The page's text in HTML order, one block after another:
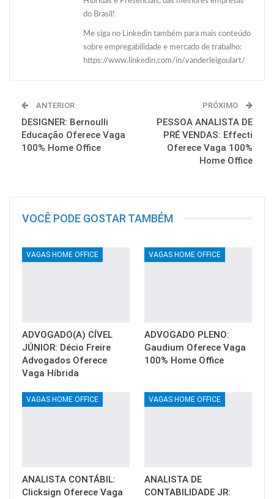
do Brasil!
Me siga no Linkedin também para mais conteúdo
sobre empregabilidade e mercado de trabalho:
https://www.linkedin.com/in/vanderleigoulart/
ANTERIOR
DESIGNER: Bernoulli
Educação Oferece Vaga
100% Home Office
PRÓXIMO
PESSOA ANALISTA DE
PRÉ VENDAS: Effecti
Oferece Vaga 100%
Home Office
VOCÊ PODE GOSTAR TAMBÉM
VAGAS HOME OFFICE
ADVOGADO(A) CÍVEL
JÚNIOR: Décio Freire
Advogados Oferece
Vaga Híbrida
VAGAS HOME OFFICE
ADVOGADO PLENO:
Gaudium Oferece Vaga
100% Home Office
VAGAS HOME OFFICE
ANALISTA CONTÁBIL:
Clicksign Oferece Vaga
VAGAS HOME OFFICE
ANALISTA DE
CONTABILIDADE JR: